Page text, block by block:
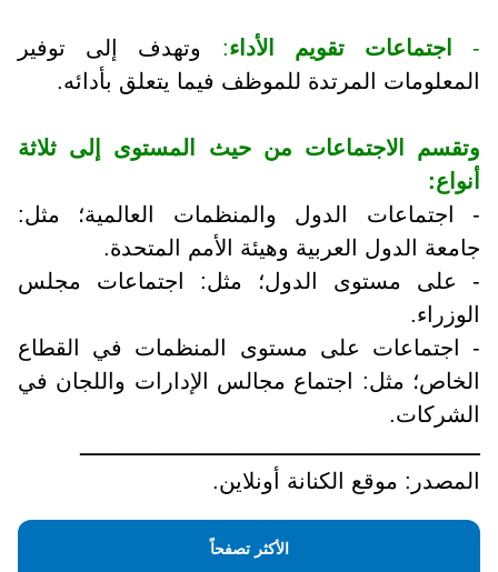
- اجتماعات تقويم الأداء: وتهدف إلى توفير
المعلومات المرتدة للموظف فيما يتعلق بأدائه.
وتقسم الاجتماعات من حيث المستوى إلى ثلاثة
أنواع:
- اجتماعات الدول والمنظمات العالمية؛ مثل:
جامعة الدول العربية وهيئة الأمم المتحدة.
- على مستوى الدول؛ مثل: اجتماعات مجلس
الوزراء.
- اجتماعات على مستوى المنظمات في القطاع
الخاص؛ مثل: اجتماع مجالس الإدارات واللجان في
الشركات.
ــــــــــــــــــــــــــــــــــــــــــــــــــــــــــــ
المصدر: موقع الكنانة أونلاين.
الأكثر تصفحاً